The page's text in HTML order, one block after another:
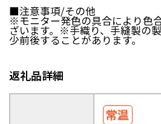
壱岐市（長崎県）西海市（長
宇城市（熊本県） 指宿市（鹿
■注意事項/その他
※モニター発色の具合により色
ざいます。※手織り、手縫製の
少前後することがあります。
返礼品詳細